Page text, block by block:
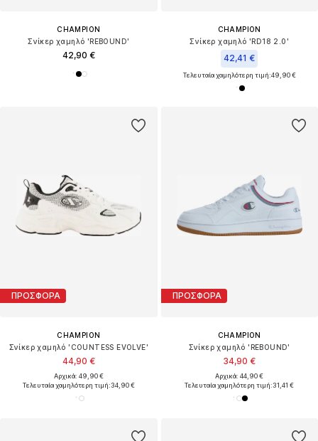
CHAMPION
Σνίκερ χαμηλό 'REBOUND'
42,90 €
CHAMPION
Σνίκερ χαμηλό 'RD18 2.0'
42,41 €
Τελευταία χαμηλότερη τιμή:49,90 €
ΠΡΟΣΦΟΡΑ
CHAMPION
Σνίκερ χαμηλό 'COUNTESS EVOLVE'
44,90 €
Αρχικά: 49,90 €
Τελευταία χαμηλότερη τιμή:34,90 €
ΠΡΟΣΦΟΡΑ
CHAMPION
Σνίκερ χαμηλό 'REBOUND'
34,90 €
Αρχικά: 44,90 €
Τελευταία χαμηλότερη τιμή:31,41 €